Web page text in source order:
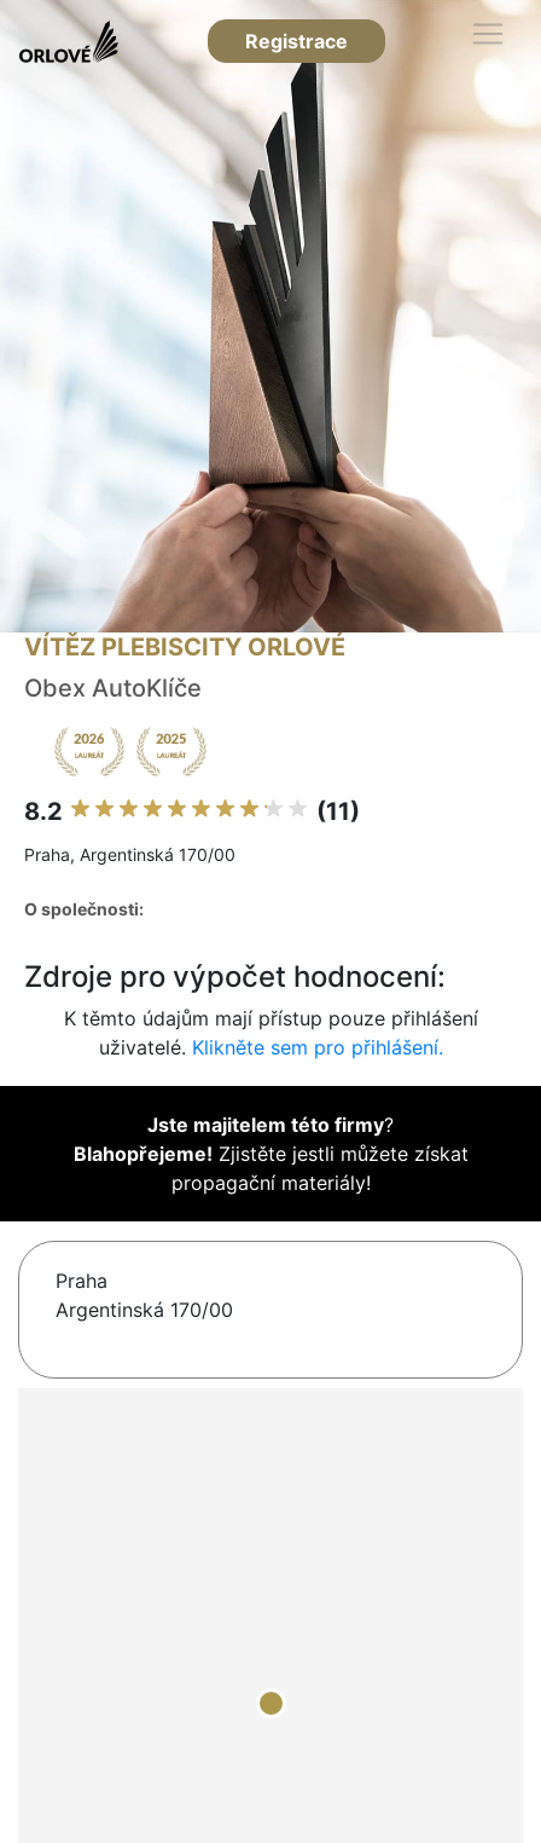
Registrace
VÍTĚZ PLEBISCITY ORLOVÉ
Obex AutoKlíče
8.2 (11)
Praha, Argentinská 170/00
O společnosti:
Zdroje pro výpočet hodnocení:
K těmto údajům mají přístup pouze přihlášení
uživatelé. Klikněte sem pro přihlášení.
Jste majitelem této firmy?
Blahopřejeme! Zjistěte jestli můžete získat
propagační materiály!
Praha
Argentinská 170/00